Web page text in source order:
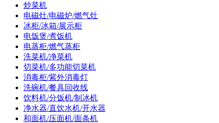
炒菜机
电磁灶/电磁炉/燃气灶
冰柜/冰箱/展示柜
电饭煲/煮饭机
电蒸柜/燃气蒸柜
洗菜机/净菜机
切菜机/多功能切菜机
消毒柜/紫外消毒灯
洗碗机/餐具回收线
饮料机/分饭机/制冰机
净水器/直饮水机/开水器
和面机/压面机/面条机